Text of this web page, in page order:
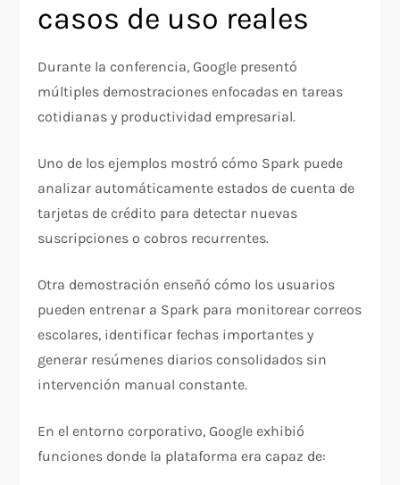
casos de uso reales
Durante la conferencia, Google presentó
múltiples demostraciones enfocadas en tareas
cotidianas y productividad empresarial.
Uno de los ejemplos mostró cómo Spark puede
analizar automáticamente estados de cuenta de
tarjetas de crédito para detectar nuevas
suscripciones o cobros recurrentes.
Otra demostración enseñó cómo los usuarios
pueden entrenar a Spark para monitorear correos
escolares, identificar fechas importantes y
generar resúmenes diarios consolidados sin
intervención manual constante.
En el entorno corporativo, Google exhibió
funciones donde la plataforma era capaz de: